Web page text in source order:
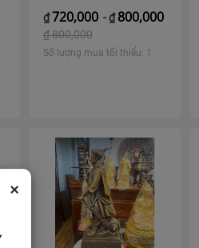
₫ 720,000 -₫ 800,000
₫800,000
Số lượng mua tối thiểu: 1
×